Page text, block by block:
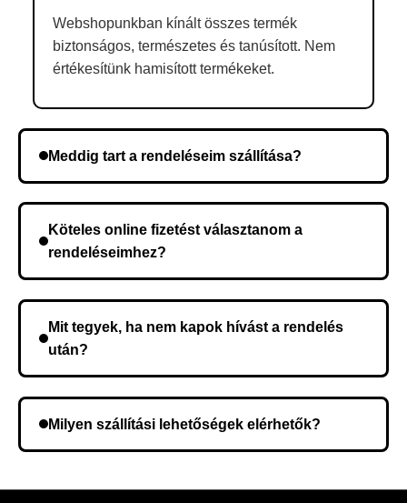
Webshopunkban kínált összes termék
biztonságos, természetes és tanúsított. Nem
értékesítünk hamisított termékeket.
Meddig tart a rendeléseim szállítása?
kerül, és ez az időtartam függ a szállítási címtől.
Köteles online fizetést választanom a
rendeléseimhez?
Mit tegyek, ha nem kapok hívást a rendelés
után?
meg a rendelést.
Milyen szállítási lehetőségek elérhetők?
legmegfelelőbb szállítási módot.